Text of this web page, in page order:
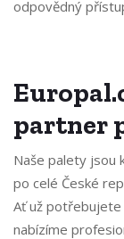
odpovědný
partner
Naše palety jsou
po celé České
Ať už potřebujete
nabízíme